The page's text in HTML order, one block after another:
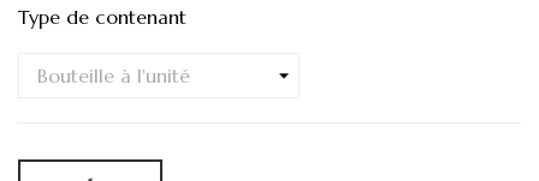
Type de contenant